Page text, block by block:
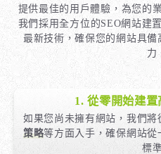
提供最佳的用戶體驗，為您的
我們採用全方位的SEO網站建
最新技術，確保您的網站具
力
1. 從零開始建
如果您尚未擁有網站，我們將
策略等方面入手，確保網站
標